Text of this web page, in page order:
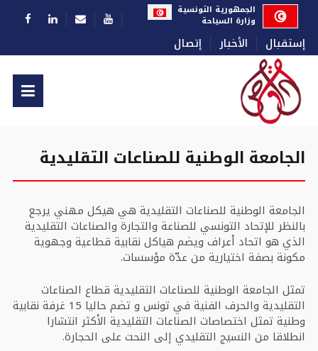
إستقبال الأخبار إتصال
اختر لغتكالجمهورية التونسية
وزارة السياحة
الجامعة الوطنية للصناعات التقليدية
الجامعة الوطنية للصناعات التقليدية هي هيكل مهني يرجع
بالنظر للإتحاد التونسي للصناعة والتجارة والصناعات التقليدية
الذي هو اتحاد أعراف ويضم هياكل نقابية قطاعية وجهوية
مكونة بصفة اختيارية من عدّة مؤسسات.
تمثل الجامعة الوطنية للصناعات التقليدية قطاع الصناعات
التقليدية والحرف الفنية في تونس و تضم حاليا 15 غرفة نقابية
وطنية تمثل اختصاصات الصناعات التقليدية الأكثر انتشارا
انطلاقا من النسيج التقليدي إلى النحت على الحجارة.